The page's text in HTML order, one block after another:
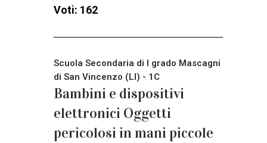
Voti: 162
Scuola Secondaria di I grado Mascagni
di San Vincenzo (LI) - 1C
Bambini e dispositivi
elettronici Oggetti
pericolosi in mani piccole